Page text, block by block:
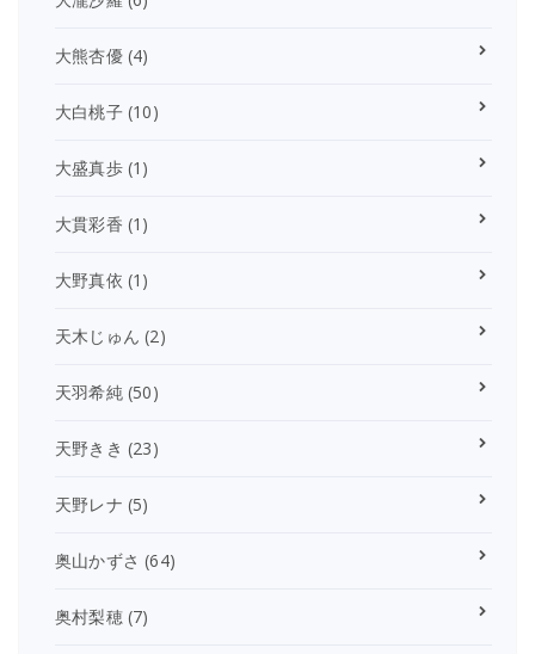
大熊杏優(4)
大白桃子(10)
大盛真歩(1)
大貫彩香 (1)
大野真依 (1)
天木じゅん (2)
天羽希純(50)
天野きき (23)
天野レナ (5)
奥山かずさ (64)
奥村梨穂(7)